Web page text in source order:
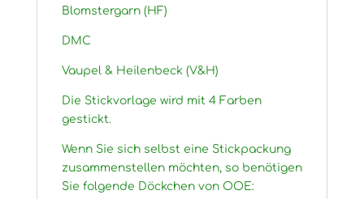
Blomstergarn (HF)
DMC
Vaupel & Heilenbeck (V&H)
Die Stickvorlage wird mit 4 Farben
gestickt.
Wenn Sie sich selbst eine Stickpackung
zusammenstellen möchten, so benötigen
Sie folgende Döckchen von OOE: